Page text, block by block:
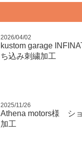
2026/04/02
kustom garage
ち込み刺繍加工
2025/11/26
Athena motors様 シ
加工